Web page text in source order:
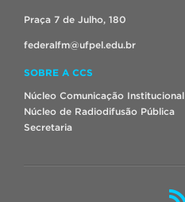
Praça 7 de Julho, 180
federalfm@ufpel.edu.br
SOBRE A CCS
Núcleo Comunicação Institucional
Núcleo de Radiodifusão Pública
Secretaria